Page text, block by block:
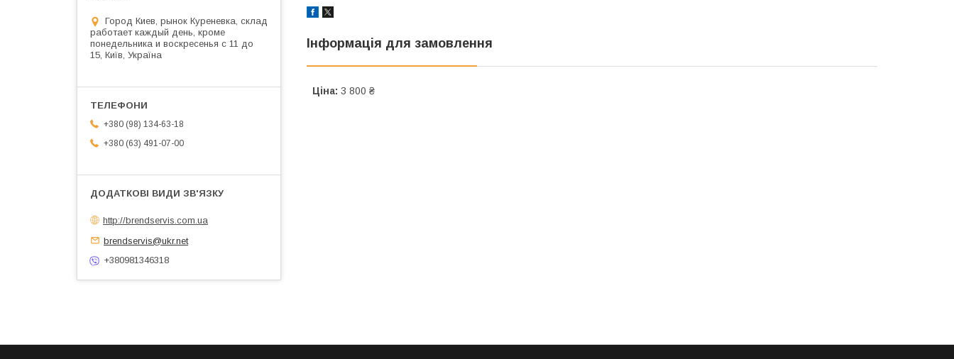
Інформація для замовлення
Ціна: 3 800 ₴
Город Киев, рынок Куреневка, склад
работает каждый день, кроме
понедельника и воскресенья с 11 до
15, Київ, Україна
+380 (98) 134-63-18
+380 (63) 491-07-00
http://brendservis.com.ua
brendservis@ukr.net
+380981346318